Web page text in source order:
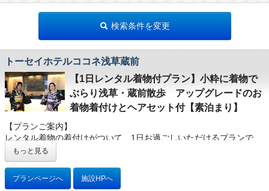
検索条件を変更
トーセイホテルココネ浅草蔵前
【1日レンタル着物付プラン】小粋に着物で
ぶらり浅草・蔵前散歩 アップグレードのお
着物着付けとヘアセット付【素泊まり】
【プランご案内】
レンタル着物の着付けがついて、1日お過ごしいただけるプランで
す。
＜レンタル内容＞
お着付け・着物・長襦袢・肌着・帯・帯板・半襟・足袋・巾着バッ
もっと見る
プランページへ 施設HPへ